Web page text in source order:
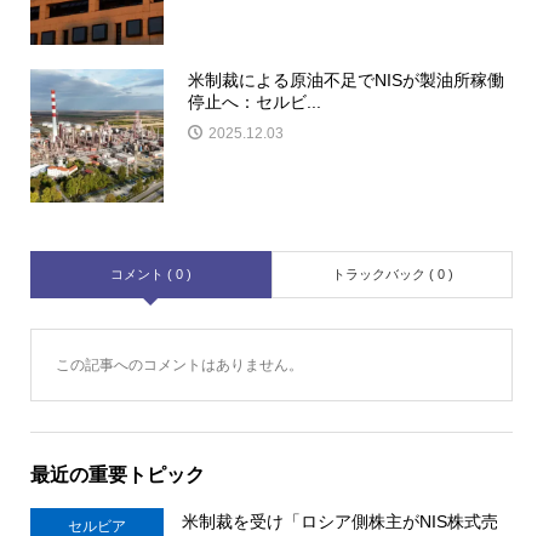
米制裁による原油不足でNISが製油所稼働
停止へ：セルビ...
2025.12.03
コメント ( 0 ) トラックバック ( 0 )
この記事へのコメントはありません。
最近の重要トピック
セルビア
米制裁を受け「ロシア側株主がNIS株式売